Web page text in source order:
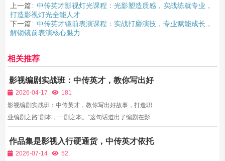
上一篇: 中传英才影视灯光课程：光影塑造质感，实战练就专业，
打造影视灯光全能人才
下一篇: 中传英才镜前表演课程：实战打磨演技，专业赋能成长，
解锁镜前表演核心魅力
相关推荐
影视编剧实战班：中传英才，教你写出好
故事，打造职业编剧之路
2026-04-17
181
影视编剧实战班：中传英才，教你写出好故事，打造职
业编剧之路“剧本，一剧之本。”这句话道出了编剧在影
个精彩的故事、扎实的剧本。无论是电影、电视剧、网
络短剧、短视频还是广告，优质的内容与剧本永远是核
作品集是影视入行硬通货，中传英才依托
实训体系全方位助力学员作品孵化
2026-07-14
52